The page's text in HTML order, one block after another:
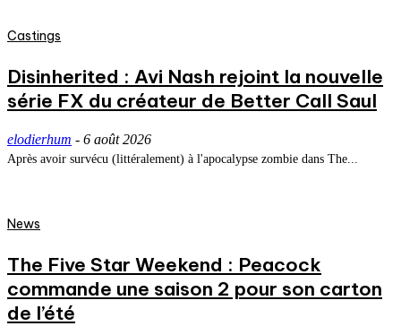
Castings
Disinherited : Avi Nash rejoint la nouvelle
série FX du créateur de Better Call Saul
elodierhum - 6 août 2026
Après avoir survécu (littéralement) à l'apocalypse zombie dans The...
News
The Five Star Weekend : Peacock
commande une saison 2 pour son carton
de l’été